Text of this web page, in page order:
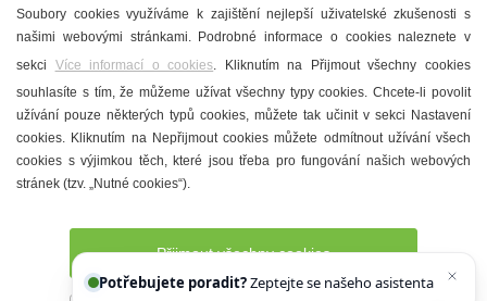
Mandloně
Ubytování
Restaurace
Městské muzeum a galerie
Denní meníčka
Soubory cookies využíváme k zajištění nejlepší uživatelské zkušenosti s
našimi webovými stránkami. Podrobné informace o cookies naleznete v
sekci Více informací o cookies. Kliknutím na Přijmout všechny cookies
souhlasíte s tím, že můžeme užívat všechny typy cookies. Chcete-li povolit
užívání pouze některých typů cookies, můžete tak učinit v sekci Nastavení
cookies. Kliknutím na Nepřijmout cookies můžete odmítnout užívání všech
cookies s výjimkou těch, které jsou třeba pro fungování našich webových
stránek (tzv. „Nutné cookies“).
Přijmout všechny cookies
Potřebujete poradit?
Chettyho.